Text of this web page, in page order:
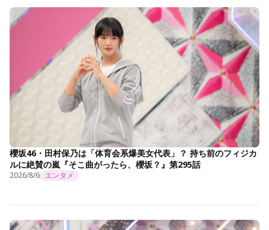
櫻坂46・田村保乃は「体育会系爆美女代表」？ 持ち前のフィジカ
ルに絶賛の嵐『そこ曲がったら、櫻坂？』第295話
2026/8/6 エンタメ